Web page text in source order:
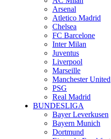
Arsenal
Atletico Madrid
Chelsea
FC Barcelone
Inter Milan
Juventus
Liverpool
Marseille
Manchester United
PSG
Real Madrid
BUNDESLIGA
Bayer Leverkusen
Bayern Munich
Dortmund